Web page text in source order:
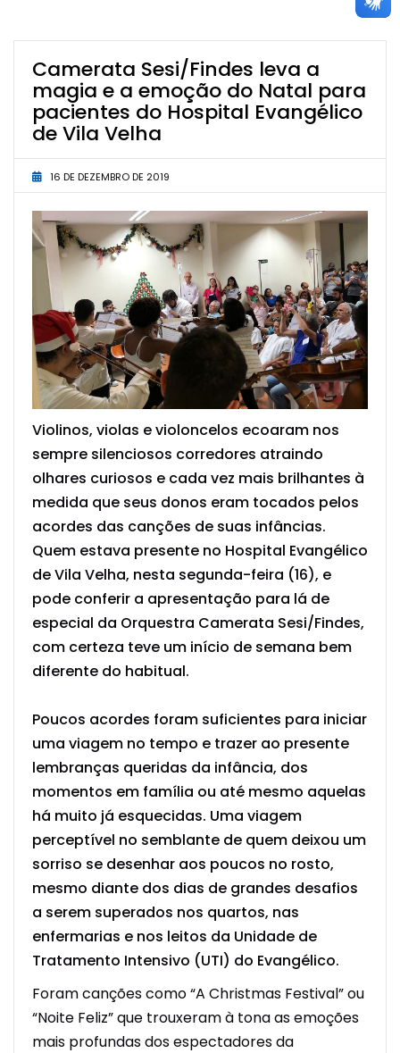
Camerata Sesi/Findes leva a
magia e a emoção do Natal para
pacientes do Hospital Evangélico
de Vila Velha
16 DE DEZEMBRO DE 2019
Violinos, violas e violoncelos ecoaram nos
sempre silenciosos corredores atraindo
olhares curiosos e cada vez mais brilhantes à
medida que seus donos eram tocados pelos
acordes das canções de suas infâncias.
Quem estava presente no Hospital Evangélico
de Vila Velha, nesta segunda-feira (16), e
pode conferir a apresentação para lá de
especial da Orquestra Camerata Sesi/Findes,
com certeza teve um início de semana bem
diferente do habitual.
Poucos acordes foram suficientes para iniciar
uma viagem no tempo e trazer ao presente
lembranças queridas da infância, dos
momentos em família ou até mesmo aquelas
há muito já esquecidas. Uma viagem
perceptível no semblante de quem deixou um
sorriso se desenhar aos poucos no rosto,
mesmo diante dos dias de grandes desafios
a serem superados nos quartos, nas
enfermarias e nos leitos da Unidade de
Tratamento Intensivo (UTI) do Evangélico.
Foram canções como “A Christmas Festival” ou
“Noite Feliz” que trouxeram à tona as emoções
mais profundas dos espectadores da